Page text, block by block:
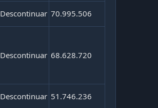
Descontinuar 70.995.506
Descontinuar 68.628.720
Descontinuar 51.746.236